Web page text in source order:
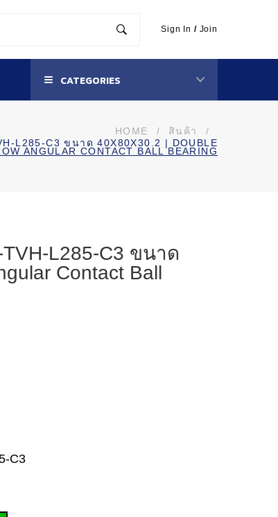
Sign In / Join
CATEGORIES
HOME / สินค้า
/
L285-C3 ขนาด 40X80X30.2 | DOUBLE
ANGULAR CONTACT BALL BEARING
L285-C3 ขนาด
Contact Ball
C3